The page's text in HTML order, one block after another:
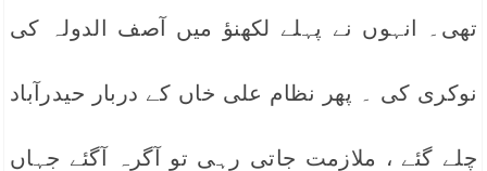
تھی۔ انہوں نے پہلے لکھنؤ میں آصف الدولہ کی
نوکری کی ۔ پھر نظام علی خاں کے دربار حیدرآباد
چلے گئے ، ملازمت جاتی رہی تو آگرہ آگئے جہاں